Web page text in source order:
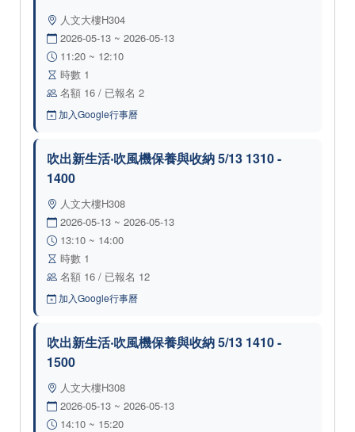
人文大樓H304
2026-05-13 ~ 2026-05-13
11:20 ~ 12:10
時數 1
名額 16 / 已報名 2
加入Google行事曆
吹出新生活‧吹風機保養與收納 5/13 1310 -
1400
人文大樓H308
2026-05-13 ~ 2026-05-13
13:10 ~ 14:00
時數 1
名額 16 / 已報名 12
加入Google行事曆
吹出新生活‧吹風機保養與收納 5/13 1410 -
1500
人文大樓H308
2026-05-13 ~ 2026-05-13
14:10 ~ 15:20